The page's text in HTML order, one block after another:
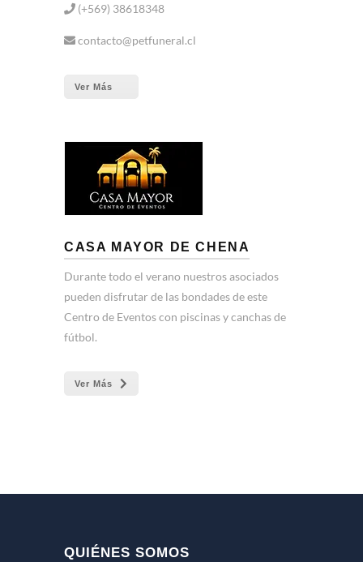
(+569) 38618348
contacto@petfuneral.cl
Ver Más
CASA MAYOR DE CHENA
Durante todo el verano nuestros asociados
pueden disfrutar de las bondades de este
Centro de Eventos con piscinas y canchas de
fútbol.
Ver Más
QUIÉNES SOMOS